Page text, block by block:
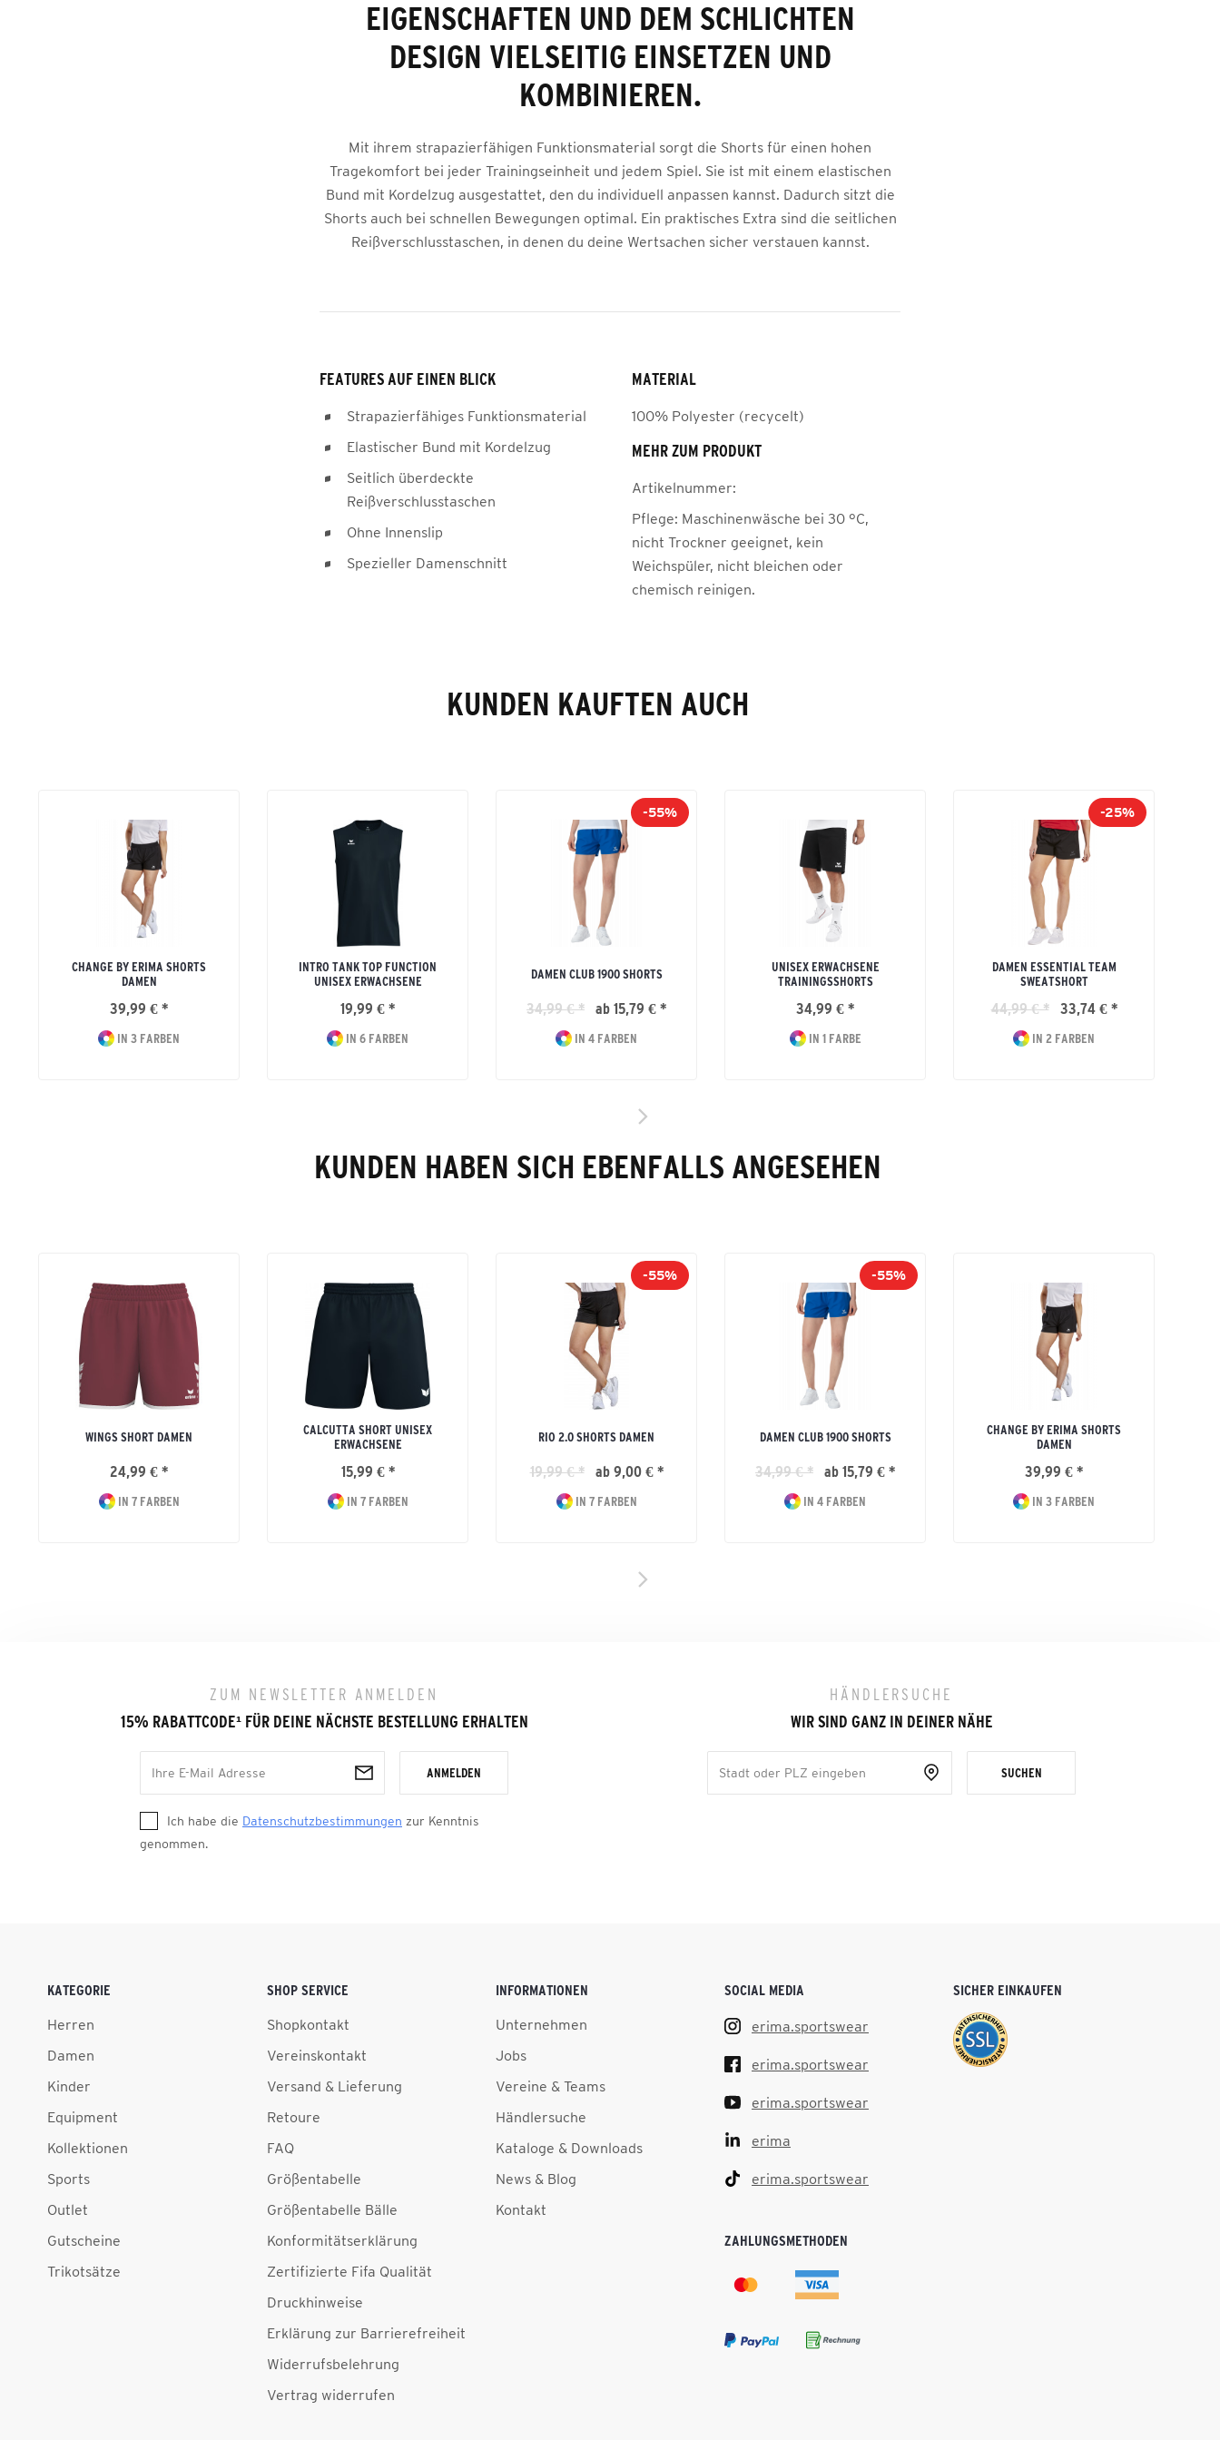
EIGENSCHAFTEN UND DEM SCHLICHTEN
DESIGN VIELSEITIG EINSETZEN UND
KOMBINIEREN.
Mit ihrem strapazierfähigen Funktionsmaterial sorgt die Shorts für einen hohen
Tragekomfort bei jeder Trainingseinheit und jedem Spiel. Sie ist mit einem elastischen
Bund mit Kordelzug ausgestattet, den du individuell anpassen kannst. Dadurch sitzt die
Shorts auch bei schnellen Bewegungen optimal. Ein praktisches Extra sind die seitlichen
Reißverschlusstaschen, in denen du deine Wertsachen sicher verstauen kannst.
FEATURES AUF EINEN BLICK
Strapazierfähiges Funktionsmaterial
Elastischer Bund mit Kordelzug
Seitlich überdeckte
Reißverschlusstaschen
Ohne Innenslip
Spezieller Damenschnitt
MATERIAL
100% Polyester (recycelt)
MEHR ZUM PRODUKT
Artikelnummer:
Pflege: Maschinenwäsche bei 30 °C,
nicht Trockner geeignet, kein
Weichspüler, nicht bleichen oder
chemisch reinigen.
KUNDEN KAUFTEN AUCH
CHANGE BY ERIMA SHORTS
DAMEN
39,99 € *
IN 3 FARBEN
INTRO TANK TOP FUNCTION
UNISEX ERWACHSENE
19,99 € *
IN 6 FARBEN
-55%
DAMEN CLUB 1900 SHORTS
34,99 € * ab 15,79 € *
IN 4 FARBEN
UNISEX ERWACHSENE
TRAININGSSHORTS
34,99 € *
IN 1 FARBE
-25%
DAMEN ESSENTIAL TEAM
SWEATSHORT
44,99 € * 33,74 € *
IN 2 FARBEN
KUNDEN HABEN SICH EBENFALLS ANGESEHEN
WINGS SHORT DAMEN
24,99 € *
IN 7 FARBEN
CALCUTTA SHORT UNISEX
ERWACHSENE
15,99 € *
IN 7 FARBEN
-55%
RIO 2.0 SHORTS DAMEN
19,99 € * ab 9,00 € *
IN 7 FARBEN
-55%
DAMEN CLUB 1900 SHORTS
34,99 € * ab 15,79 € *
IN 4 FARBEN
CHANGE BY ERIMA SHORTS
DAMEN
39,99 € *
IN 3 FARBEN
ZUM NEWSLETTER ANMELDEN
15% RABATTCODE¹FÜR DEINE NÄCHSTE BESTELLUNG ERHALTEN
ANMELDEN
Ich habe die Datenschutzbestimmungen zur Kenntnis
genommen.
HÄNDLERSUCHE
WIR SIND GANZ IN DEINER NÄHE
SUCHEN
KATEGORIE
Herren
Damen
Kinder
Equipment
Kollektionen
Sports
Outlet
Gutscheine
Trikotsätze
SHOP SERVICE
Shopkontakt
Vereinskontakt
Versand & Lieferung
Retoure
FAQ
Größentabelle
Größentabelle Bälle
Konformitätserklärung
Zertifizierte Fifa Qualität
Druckhinweise
Erklärung zur Barrierefreiheit
Widerrufsbelehrung
Vertrag widerrufen
INFORMATIONEN
Unternehmen
Jobs
Vereine & Teams
Händlersuche
Kataloge & Downloads
News & Blog
Kontakt
SOCIAL MEDIA
erima.sportswear
erima.sportswear
erima.sportswear
erima
erima.sportswear
ZAHLUNGSMETHODEN
SICHER EINKAUFEN